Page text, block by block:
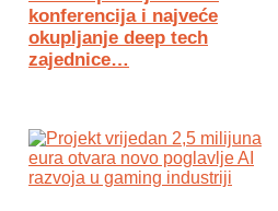
konferencija i najveće
okupljanje deep tech
zajednice…